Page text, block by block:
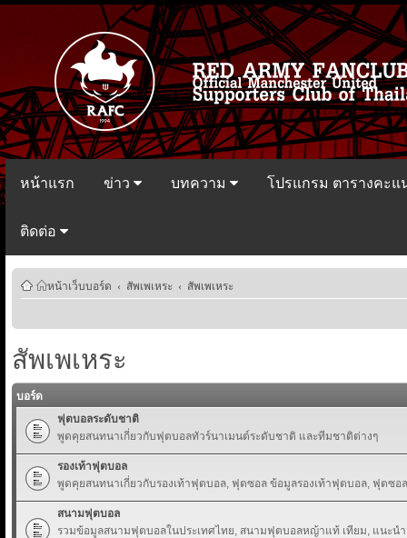
หน้าแรก ข่าว บทความ โปรแกรม ตารางคะ
ติดต่อ
หน้าเว็บบอร์ด ‹ สัพเพเหระ ‹ สัพเพเหระ
สัพเพเหระ
บอร์ด
ฟุตบอลระดับชาติ
พูดคุยสนทนาเกี่ยวกับฟุตบอลทัวร์นาเมนต์ระดับชาติ และทีมชาติต่างๆ
รองเท้าฟุตบอล
พูดคุยสนทนาเกี่ยวกับรองเท้าฟุตบอล, ฟุตซอล ข้อมูลรองเท้าฟุตบอล, ฟุตซอ
สนามฟุตบอล
รวมข้อมูลสนามฟุตบอลในประเทศไทย, สนามฟุตบอลหญ้าแท้ เทียม, แนะน